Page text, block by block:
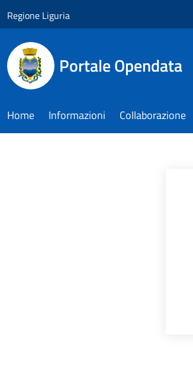
Regione Liguria
Portale Opendata
Home Informazioni Collaborazione